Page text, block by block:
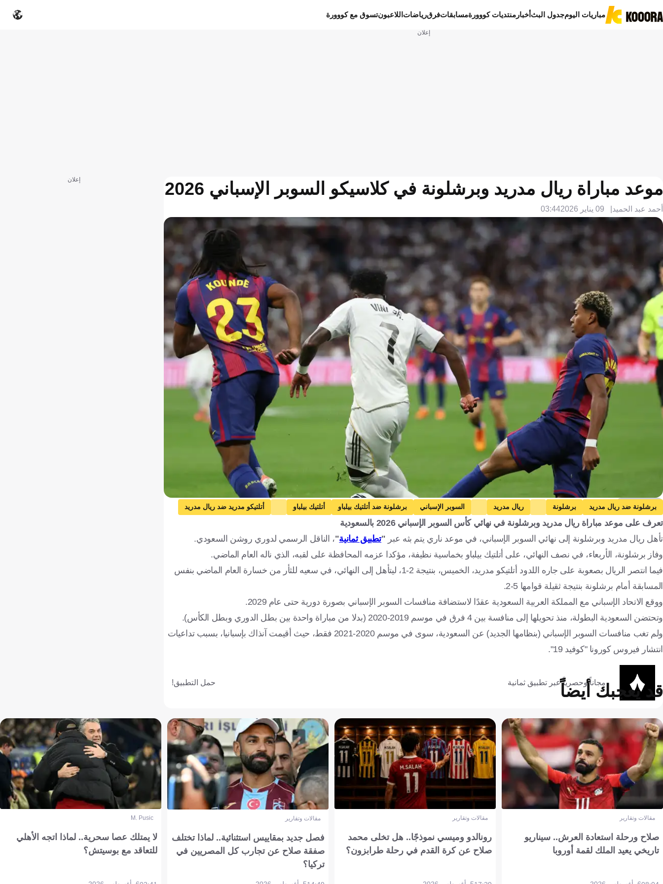
مباريات اليومجدول البثأخبار منتديات كووورةمسابقاتفرقرياضات اللاعبونتسوق مع كووورة
إعلان
موعد مباراة ريال مدريد وبرشلونة في كلاسيكو السوبر الإسباني 2026
أحمد عبد الحميد 09 يناير 2026 03:44
Getty Images
برشلونة ضد ريال مدريد برشلونة ريال مدريد السوبر الإسباني برشلونة ضد أتلتيك بيلباو أتلتيك بيلباو
أتلتيكو مدريد ضد ريال مدريد
أتلتيكو مدريد
إسبانيا المملكة العربية السعودية كرة قدم
تعرف على موعد مباراة ريال مدريد وبرشلونة في نهائي كأس السوبر الإسباني 2026 بالسعودية
تأهل ريال مدريد وبرشلونة إلى نهائي السوبر الإسباني، في موعد ناري يتم بثه عبر "تطبيق ثمانية"، الناقل الرسمي لدوري روشن السعودي.
وفاز برشلونة، الأربعاء، في نصف النهائي، على أتلتيك بيلباو بخماسية نظيفة، مؤكدا عزمه المحافظة على لقبه، الذي ناله العام الماضي.
فيما انتصر الريال بصعوبة على جاره اللدود أتلتيكو مدريد، الخميس، بنتيجة 2-1، ليتأهل إلى النهائي، في سعيه للثأر من خسارة العام الماضي بنفس
المسابقة أمام برشلونة بنتيجة ثقيلة قوامها 5-2.
ووقع الاتحاد الإسباني مع المملكة العربية السعودية عقدًا لاستضافة منافسات السوبر الإسباني بصورة دورية حتى عام 2029.
وتحتضن السعودية البطولة، منذ تحويلها إلى منافسة بين 4 فرق في موسم 2019-2020 (بدلا من مباراة واحدة بين بطل الدوري وبطل الكأس).
ولم تغب منافسات السوبر الإسباني (بنظامها الجديد) عن السعودية، سوى في موسم 2020-2021 فقط، حيث أقيمت آنذاك بإسبانيا، بسبب تداعيات
انتشار فيروس كورونا "كوفيد 19".
مجاناً وحصرياً عبر تطبيق ثمانية حمل التطبيق!
إعلان
قد يعجبك أيضاً
مقالات وتقارير
صلاح ورحلة استعادة العرش.. سيناريو
تاريخي يعيد الملك لقمة أوروبا
مقالات وتقارير
رونالدو وميسي نموذجًا.. هل تخلى محمد
صلاح عن كرة القدم في رحلة طرابزون؟
مقالات وتقارير
فصل جديد بمقاييس استثنائية.. لماذا تختلف
صفقة صلاح عن تجارب كل المصريين في
تركيا؟
M. Pusic
لا يمتلك عصا سحرية.. لماذا اتجه الأهلي
للتعاقد مع بوسيتش؟